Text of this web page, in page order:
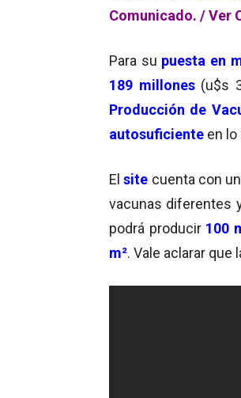
Comunicado. /Ver
Para su puesta en
189 millones(u$s
Producción de
autosuficiente en
Elsite cuenta con
vacunas diferentes
podrá producir100
m². Vale aclarar que